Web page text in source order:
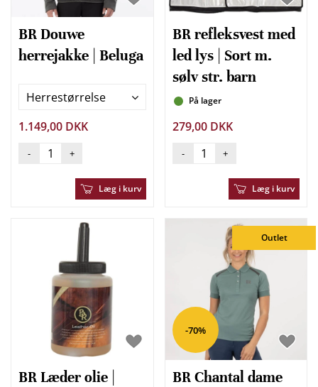
BR Douwe
herrejakke | Beluga
Herrestørrelse
1.149,00 DKK
- +
Læg i kurv
BR refleksvest med
led lys | Sort m.
sølv str. barn
På lager
279,00 DKK
- +
Læg i kurv
BR Læder olie |
-70%
BR Chantal dame
Outlet